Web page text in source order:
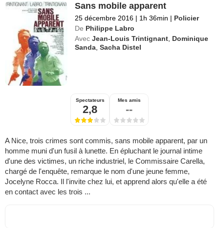
Sans mobile apparent
25 décembre 2016 | 1h 36min | Policier
De Philippe Labro
Avec Jean-Louis Trintignant Dominique
Sanda ,Sacha Distel
Spectateurs
2,8
Mes amis
--
A Nice, trois crimes sont commis, sans mobile apparent, par un
homme muni d'un fusil à lunette. En épluchant le journal intime
d'une des victimes, un riche industriel, le Commissaire Carella,
chargé de l'enquête, remarque le nom d'une jeune femme,
Jocelyne Rocca. Il l'invite chez lui, et apprend alors qu'elle a été
en contact avec les trois ...